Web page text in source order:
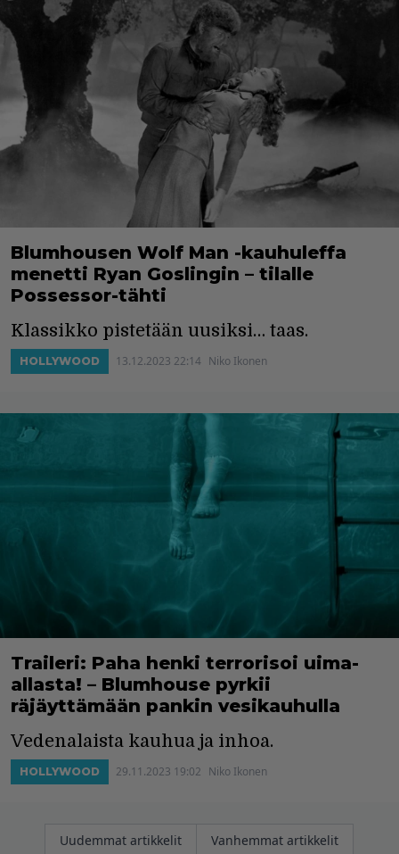
Blumhousen Wolf Man -kauhuleffa
menetti Ryan Goslingin – tilalle
Possessor-tähti
Klassikko pistetään uusiksi… taas.
HOLLYWOOD 13.12.2023 22:14 Niko Ikonen
Traileri: Paha henki terrorisoi uima-
allasta! – Blumhouse pyrkii
räjäyttämään pankin vesikauhulla
Vedenalaista kauhua ja inhoa.
HOLLYWOOD 29.11.2023 19:02 Niko Ikonen
Artikkelien
Uudemmat artikkelit Vanhemmat artikkelit